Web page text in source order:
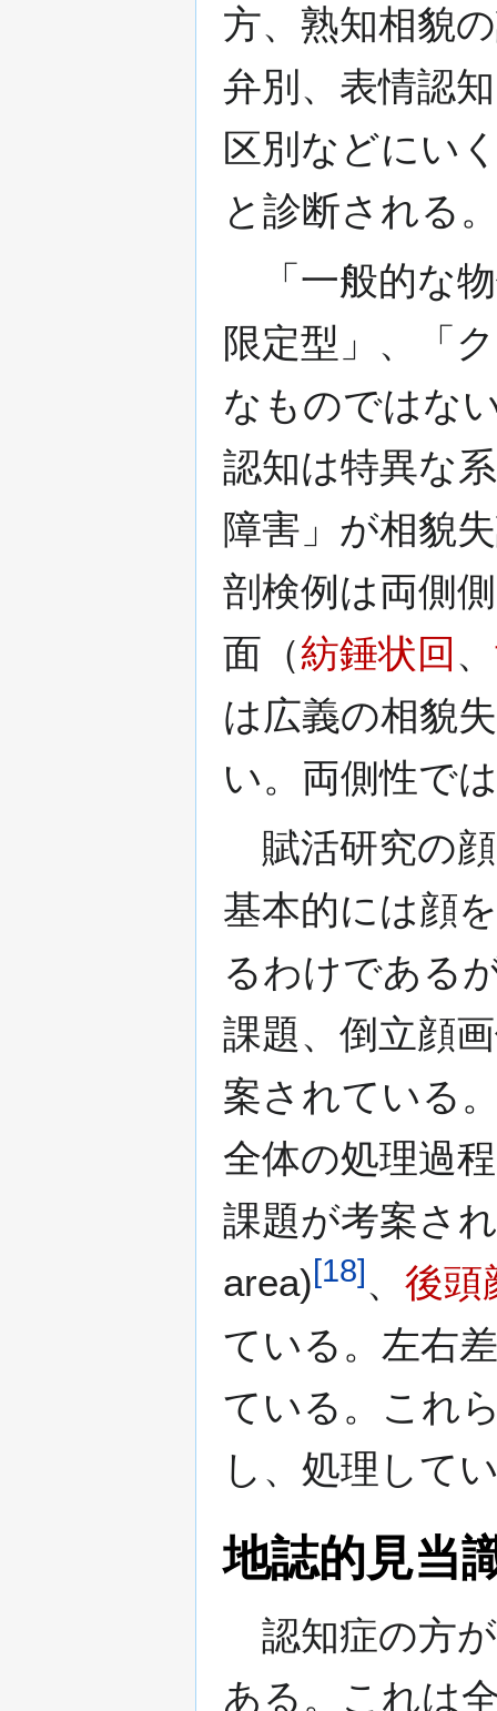
方、熟知相貌
弁別、表情認
区別などにい
と診断される
「一般的な物
限定型」、「
なものではな
認知は特異な
障害」が相貌
剖検例は両側
面（紡錘状回 、
は広義の相貌
い。両側性で
賦活研究の
基本的には顔
るわけである
課題、倒立顔
案されている
全体の処理過
課題が考案さ
area)[18]、 後頭
ている。左右
ている。これ
し、処理して
地誌的見当
認知症の方
ある。これは